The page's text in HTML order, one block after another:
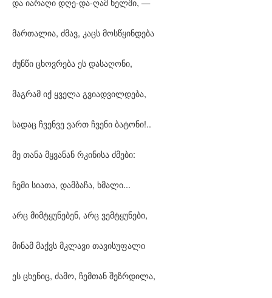
მართალია, ძმავ, კაცს მოსწყინდება
ძუნწი ცხოვრება ეს დასაღონი,
მაგრამ იქ ყველა გვიადვილდება,
სადაც ჩვენვე ვართ ჩვენი ბატონი!..
მე თანა მყვანან რკინისა ძმები:
ჩემი სიათა, დამბაჩა, ხმალი...
არც მიმტყუნებენ, არც ვემტყუნები,
მინამ მაქვს მკლავი თავისუფალი
ეს ცხენიც, ძამო, ჩემთან შეზრდილა,